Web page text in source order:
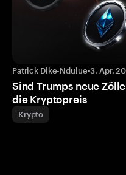
Patrick Dike-Ndulue•3. Apr.
Sind Trumps neue
die Kryptopreis
Krypto